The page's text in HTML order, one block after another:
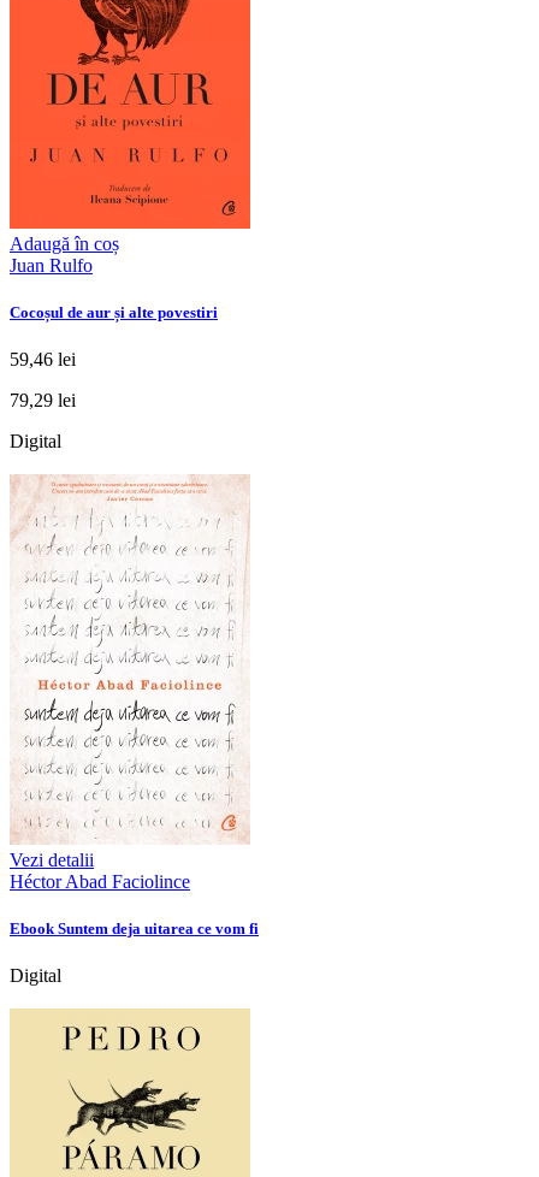
Adaugă în coș
Juan Rulfo
Cocoșul de aur și alte povestiri
59,46 lei
79,29 lei
Digital
Vezi detalii
Héctor Abad Faciolince
Ebook Suntem deja uitarea ce vom fi
Digital